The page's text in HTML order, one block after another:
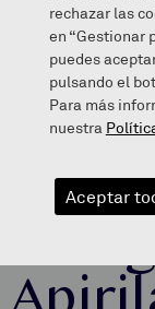
2018/03/23
rechazar las
en “Gestionar
puedes
pulsando el
Para más
nuestra
Aceptar